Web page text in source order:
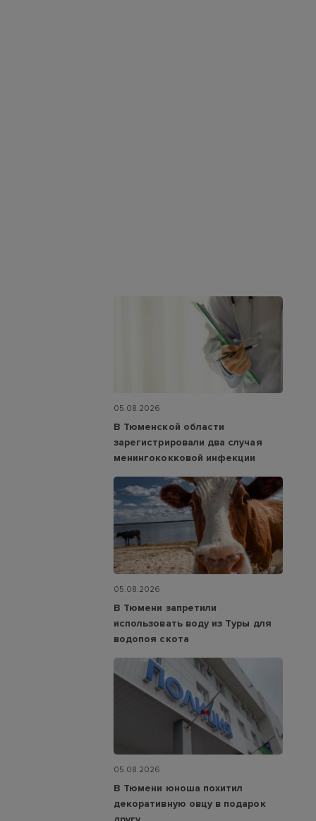
05.08.2026
В Тюменской области
зарегистрировали два случая
менингококковой инфекции
05.08.2026
В Тюмени запретили
использовать воду из Туры для
водопоя скота
05.08.2026
В Тюмени юноша похитил
декоративную овцу в подарок